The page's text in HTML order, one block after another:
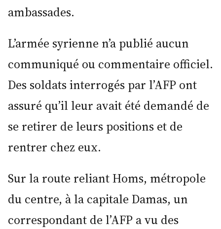
ambassades.
L’armée syrienne n’a publié aucun
communiqué ou commentaire officiel.
Des soldats interrogés par l’AFP ont
assuré qu’il leur avait été demandé de
se retirer de leurs positions et de
rentrer chez eux.
Sur la route reliant Homs, métropole
du centre, à la capitale Damas, un
correspondant de l’AFP a vu des